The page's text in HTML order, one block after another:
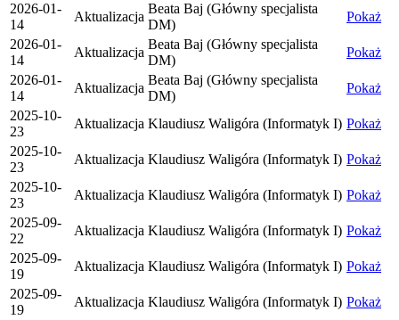
2026-01-
14
Aktualizacja
Beata Baj (Główny specjalista
DM)
Pokaż
2026-01-
14
Aktualizacja
Beata Baj (Główny specjalista
DM)
Pokaż
2026-01-
14
Aktualizacja
Beata Baj (Główny specjalista
DM)
Pokaż
2025-10-
23
Aktualizacja Klaudiusz Waligóra (Informatyk I) Pokaż
2025-10-
23
Aktualizacja Klaudiusz Waligóra (Informatyk I) Pokaż
2025-10-
23
Aktualizacja Klaudiusz Waligóra (Informatyk I) Pokaż
2025-09-
22
Aktualizacja Klaudiusz Waligóra (Informatyk I) Pokaż
2025-09-
19
Aktualizacja Klaudiusz Waligóra (Informatyk I) Pokaż
2025-09-
19
Aktualizacja Klaudiusz Waligóra (Informatyk I) Pokaż